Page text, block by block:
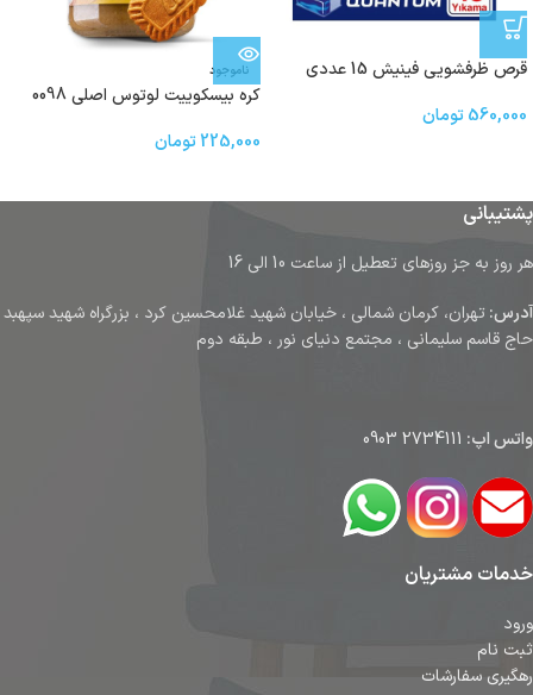
قرص ظرفشویی فینیش 15 عددي
560,000تومان
ناموجود
کره بیسکوییت لوتوس اصلی 0098
225,000تومان
پشتیبانی
هر روز به جز روزهای تعطیل از ساعت 10 الی 16
آدرس: تهران، کرمان شمالی ، خیابان شهید غلامحسین کرد ، بزرگراه شهید سپهبد
حاج قاسم سلیمانی ، مجتمع دنیای نور ، طبقه دوم
واتس اپ: 2734111 0903
خدمات مشتریان
ورود
ثبت نام
رهگیری سفارشات